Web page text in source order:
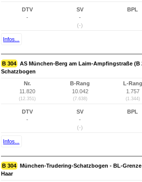
DTV
-
SV
-
(-)
BPL
Infos...
B 304 AS München-Berg am Laim-Ampfingstraße (B
Schatzbogen
Nr.
11.820
(12.351)
B-Rang
10.042
(7.638)
L-Rang
1.757
(1.344)
DTV
-
SV
-
(-)
BPL
Infos...
B 304 München-Trudering-Schatzbogen - BL-
Haar